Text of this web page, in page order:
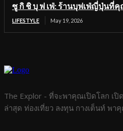
ซู กิ ชิ บุ ฟ เฟ่: ร้านบุฟเฟ่ญี่ปุ่นที่
LIFESTYLE May 19, 2026
The Explor - ที่จะพาคุณเปิดโลก เปิ
ล่าสุด ท่องเที่ยว ลงทุน กางเต็นท์ พา